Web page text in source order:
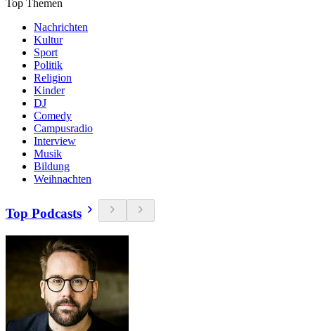
Top Themen
Nachrichten
Kultur
Sport
Politik
Religion
Kinder
DJ
Comedy
Campusradio
Interview
Musik
Bildung
Weihnachten
Top Podcasts